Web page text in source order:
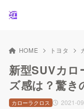
HOME トヨタ
新型SUVカロ
ズ感は？驚き
2021-
カローラクロス